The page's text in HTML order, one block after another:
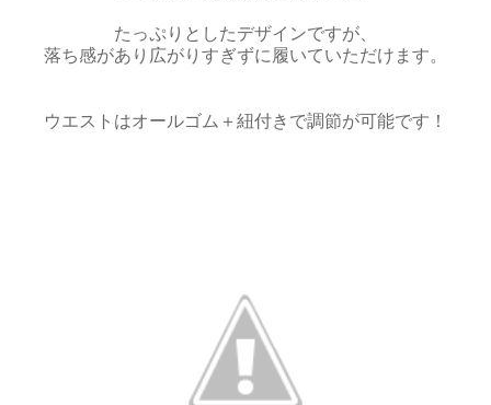
たっぷりとしたデザインですが、
落ち感があり広がりすぎずに履いていただけます。
ウエストはオールゴム＋紐付きで調節が可能です！